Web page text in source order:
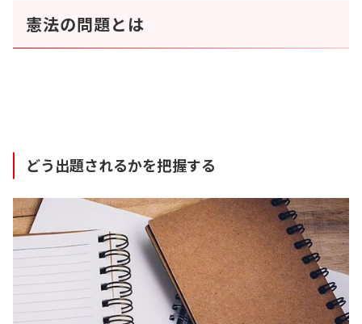
憲法の問題とは
どう出題されるかを把握する